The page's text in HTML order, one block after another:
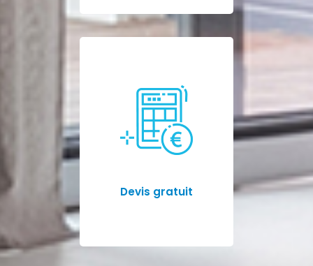
Devis gratuit